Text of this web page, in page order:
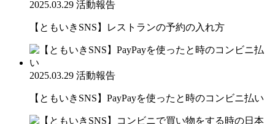
2025.03.29 活動報告
【ともいきSNS】レストランの予約の入れ方
2025.03.29 活動報告
【ともいきSNS】PayPayを使ったと時のコンビニ払い